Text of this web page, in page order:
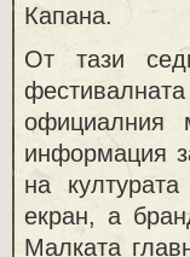
Капана.
От тази
официалния
информация
на
екран, а
Малката